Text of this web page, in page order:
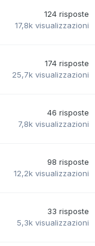
124 risposte
17,8k visualizzazioni
174 risposte
25,7k visualizzazioni
46 risposte
7,8k visualizzazioni
98 risposte
12,2k visualizzazioni
33 risposte
5,3k visualizzazioni